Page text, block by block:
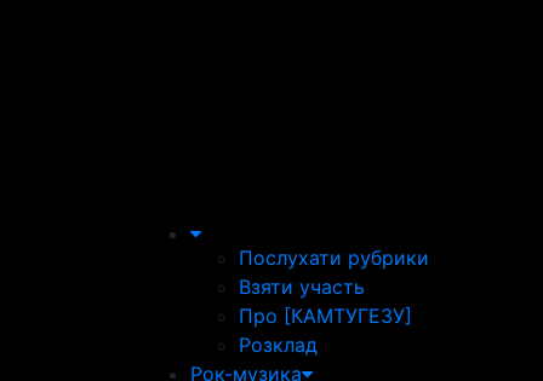
Послухати рубрики
Взяти участь
Про [КАМТУГЕЗУ]
Розклад
Рок-музика